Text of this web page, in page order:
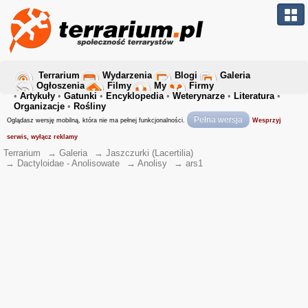
Terrarium Wydarzenia Blogi
Galeria
Ogłoszenia
Filmy My
Firmy
• Artykuły • Gatunki • Encyklopedia• Weterynarze • Literatura•
Organizacje • Rośliny
Oglądasz wersję mobilną, która nie ma pełnej funkcjonalności. Pełna wersja Wesprzyj
serwis, wyłącz reklamy
Terrarium → Galeria → Jaszczurki (Lacertilia)
→ Dactyloidae - Anolisowate → Anolisy → ars1